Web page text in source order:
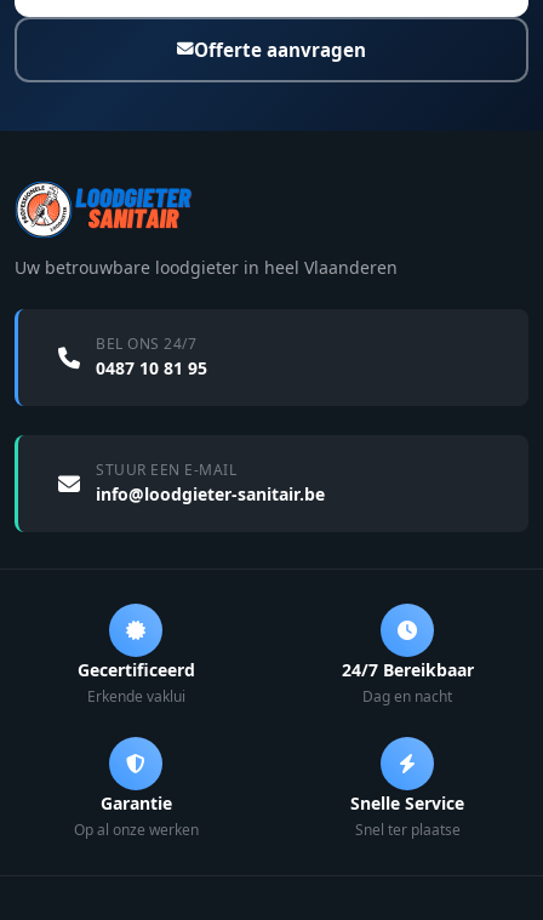
Offerte aanvragen
Uw betrouwbare loodgieter in heel Vlaanderen
BEL ONS 24/7
0487 10 81 95
STUUR EEN E-MAIL
info@loodgieter-sanitair.be
Gecertificeerd
Erkende vaklui
24/7 Bereikbaar
Dag en nacht
Garantie
Op al onze werken
Snelle Service
Snel ter plaatse